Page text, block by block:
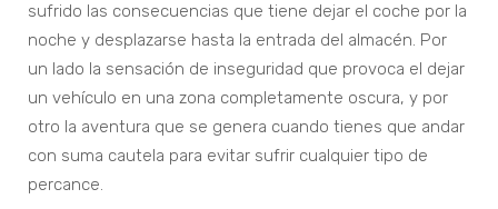
sufrido las consecuencias que tiene dejar el coche por la
noche y desplazarse hasta la entrada del almacén. Por
un lado la sensación de inseguridad que provoca el dejar
un vehículo en una zona completamente oscura, y por
otro la aventura que se genera cuando tienes que andar
con suma cautela para evitar sufrir cualquier tipo de
percance.